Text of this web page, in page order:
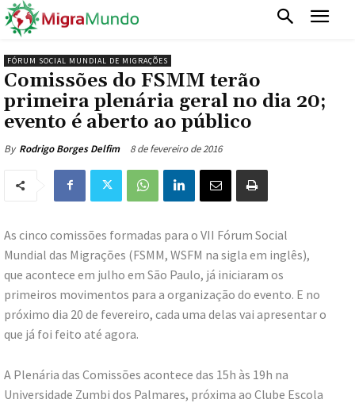
FÓRUM SOCIAL MUNDIAL DE MIGRAÇÕES
Comissões do FSMM terão
primeira plenária geral no dia 20;
evento é aberto ao público
By Rodrigo Borges Delfim 8 de fevereiro de 2016
As cinco comissões formadas para o VII Fórum Social
Mundial das Migrações (FSMM, WSFM na sigla em inglês),
que acontece em julho em São Paulo, já iniciaram os
primeiros movimentos para a organização do evento. E no
próximo dia 20 de fevereiro, cada uma delas vai apresentar o
que já foi feito até agora.
A Plenária das Comissões acontece das 15h às 19h na
Universidade Zumbi dos Palmares, próxima ao Clube Escola